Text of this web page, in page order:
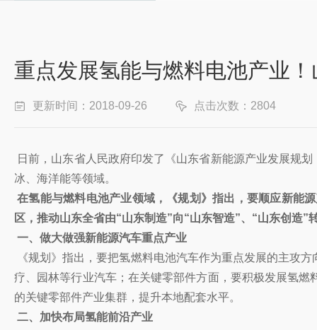
重点发展氢能与燃料电池产业
更新时间：2018-09-26 点击次数：2804
日前，山东省人民政府印发了《山东省新能源产业发展规
冰、海洋能等领域。
在氢能与燃料电池产业领域，《规划》指出，要顺应新能
区，推动山东全省由“山东制造”向“山东智造”、“山东创造
一、做大做强新能源汽车重点产业
《规划》指出，要把氢燃料电池汽车作为重点发展的主攻
疗、园林等行业汽车；在关键零部件方面，要积极发展氢
的关键零部件产业集群，提升本地配套水平。
二、加快布局氢能前沿产业